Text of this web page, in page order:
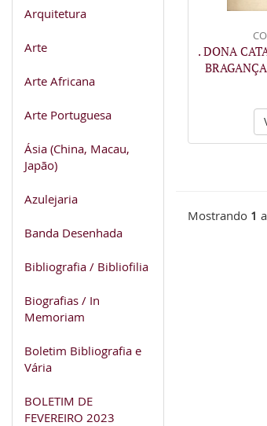
Arquitetura
Arte
Arte Africana
Arte Portuguesa
Ásia (China, Macau,
Japão)
Azulejaria
Banda Desenhada
Bibliografia / Bibliofilia
Biografias / In
Memoriam
Boletim Bibliografia e
Vária
BOLETIM DE
FEVEREIRO 2023
. DONA
Mostrando 1 a